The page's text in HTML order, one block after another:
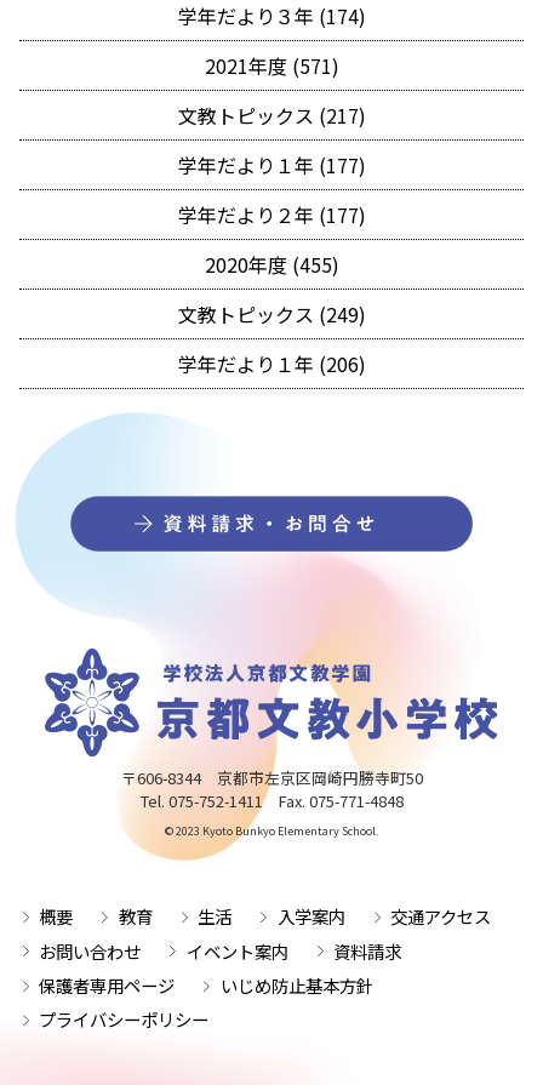
学年だより３年 (174)
2021年度 (571)
文教トピックス (217)
学年だより１年 (177)
学年だより２年 (177)
2020年度 (455)
文教トピックス (249)
学年だより１年 (206)
〒606-8344 京都市左京区岡崎円勝寺町50
Tel. 075-752-1411 Fax. 075-771-4848
© 2023 Kyoto Bunkyo Elementary School.
概要 教育 生活 入学案内
交通アクセス
お問い合わせ
イベント案内
資料請求
保護者専用ページ
いじめ防止基本方針
プライバシーポリシー